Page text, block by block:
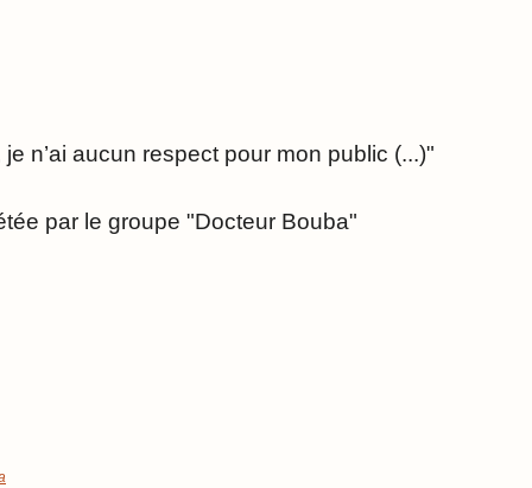
n’ai aucun respect pour mon public (...)"
par le groupe "Docteur Bouba"